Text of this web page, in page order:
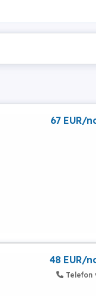
67 EUR/
48 EUR/
Telefon